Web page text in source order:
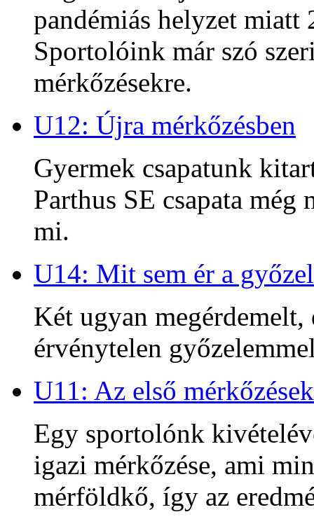
pandémiás helyzet
Sportolóink már szó
mérkőzésekre.
U12: Újra mérkőzésben
Gyermek csapatunk
Parthus SE csapata
mi.
U14: Mit sem ér a
Két ugyan
érvénytelen
U11: Az első mérkőzések
Egy sportolónk
igazi mérkőzése, ami
mérföldkő, így az